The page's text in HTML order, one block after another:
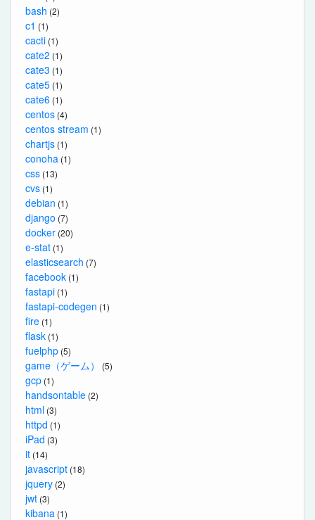
bash (2)
c1 (1)
cacti (1)
cate2 (1)
cate3 (1)
cate5 (1)
cate6 (1)
centos (4)
centos stream (1)
chartjs (1)
conoha (1)
css (13)
cvs (1)
debian (1)
django (7)
docker (20)
e-stat (1)
elasticsearch (7)
facebook (1)
fastapi (1)
fastapi-codegen (1)
fire (1)
flask (1)
fuelphp (5)
game（ゲーム） (5)
gcp (1)
handsontable (2)
html (3)
httpd (1)
iPad (3)
it (14)
javascript (18)
jquery (2)
jwt (3)
kibana (1)